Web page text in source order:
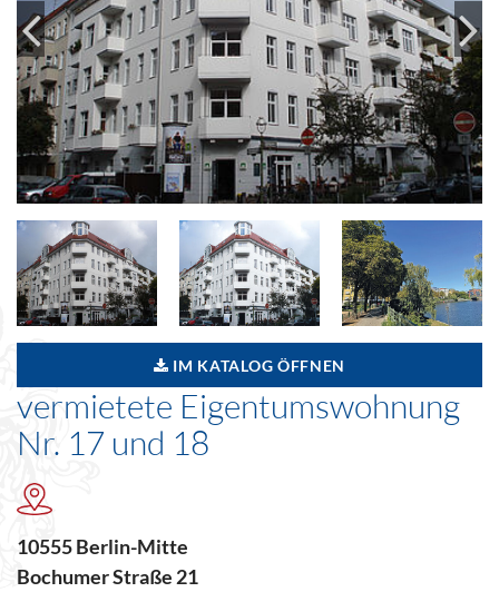
IM KATALOG ÖFFNEN
vermietete Eigentumswohnung
Nr. 17 und 18
10555 Berlin-Mitte
Bochumer Straße 21